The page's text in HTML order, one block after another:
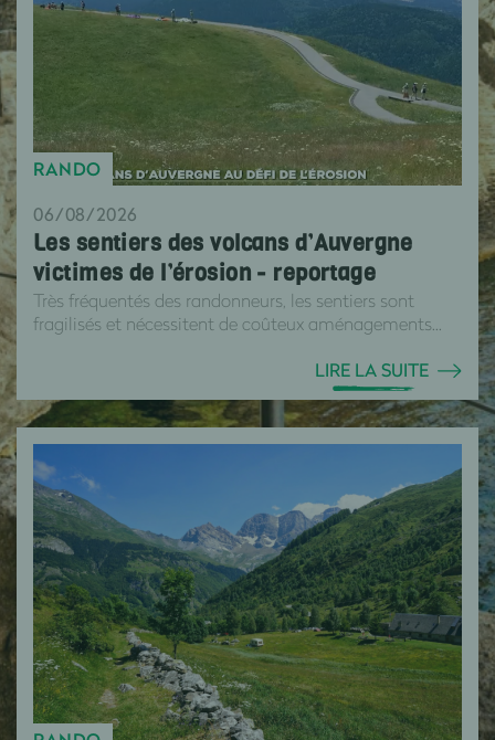
RANDO
06/08/2026
Les sentiers des volcans d’Auvergne
victimes de l’érosion - reportage
Très fréquentés des randonneurs, les sentiers sont
fragilisés et nécessitent de coûteux aménagements...
LIRE LA SUITE